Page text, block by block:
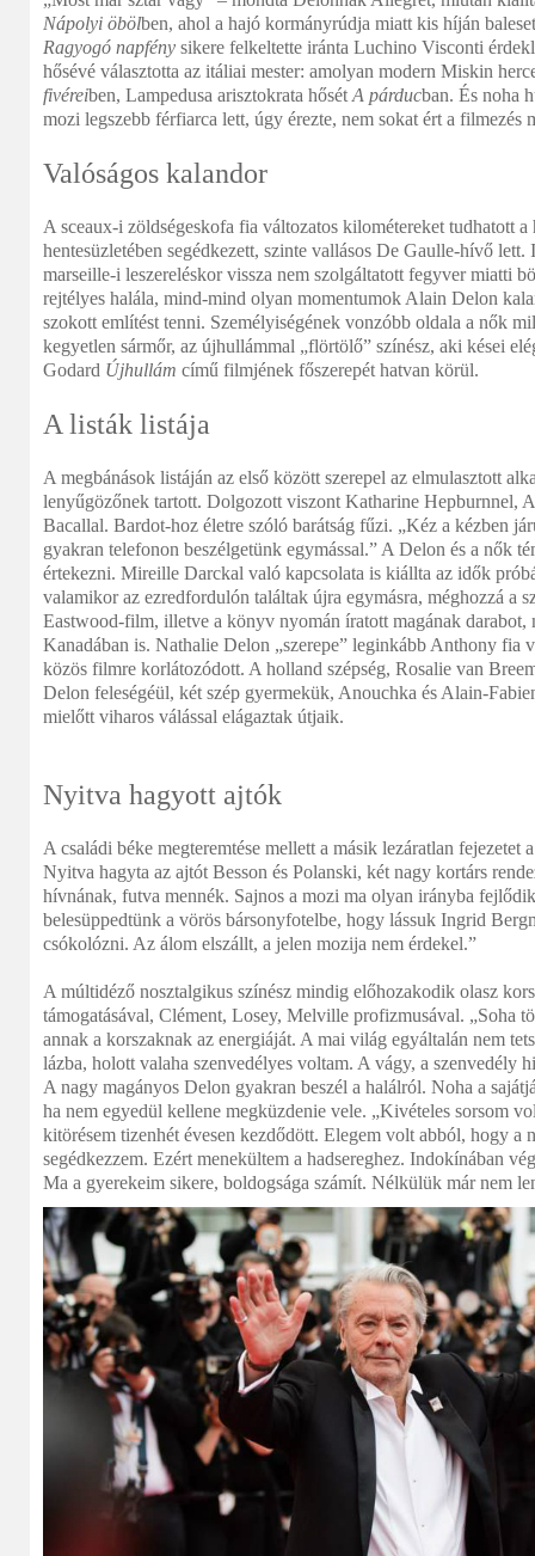
Nápolyi öbölben, ahol a hajó kormányrúdja miatt kis híján
Ragyogó napfény sikere felkeltette iránta Luchino Visconti
hősévé választotta az itáliai mester: amolyan modern Miskin
fivéreiben, Lampedusa arisztokrata hősét A párducban. És noha
mozi legszebb férfiarca lett, úgy érezte, nem sokat ért a filmezés
Valóságos kalandor
A sceaux-i zöldségeskofa fia változatos kilométereket tudhatott
hentesüzletében segédkezett, szinte vallásos De Gaulle-hívő lett.
marseille-i leszereléskor vissza nem szolgáltatott fegyver miatti
rejtélyes halála, mind-mind olyan momentumok Alain Delon
szokott említést tenni. Személyiségének vonzóbb oldala a nők
kegyetlen sármőr, az újhullámmal „flörtölő” színész, aki kései
Godard Újhullám című filmjének főszerepét hatvan körül.
A listák listája
A megbánások listáján az első között szerepel az elmulasztott
lenyűgözőnek tartott. Dolgozott viszont Katharine Hepburnnel,
Bacallal. Bardot-hoz életre szóló barátság fűzi. „Kéz a kézben
gyakran telefonon beszélgetünk egymással.” A Delon és a nők
értekezni. Mireille Darckal való kapcsolata is kiállta az idők
valamikor az ezredfordulón találtak újra egymásra, méghozzá a
Eastwood-film, illetve a könyv nyomán íratott magának darabot,
Kanadában is. Nathalie Delon „szerepe” leginkább Anthony fia
közös filmre korlátozódott. A holland szépség, Rosalie van
Delon feleségéül, két szép gyermekük, Anouchka és Alain-
mielőtt viharos válással elágaztak útjaik.
Nyitva hagyott ajtók
A családi béke megteremtése mellett a másik lezáratlan fejezetet
Nyitva hagyta az ajtót Besson és Polanski, két nagy kortárs
hívnának, futva mennék. Sajnos a mozi ma olyan irányba
belesüppedtünk a vörös bársonyfotelbe, hogy lássuk Ingrid
csókolózni. Az álom elszállt, a jelen mozija nem érdekel.”
A múltidéző nosztalgikus színész mindig előhozakodik olasz
támogatásával, Clément, Losey, Melville profizmusával. „Soha
annak a korszaknak az energiáját. A mai világ egyáltalán nem
lázba, holott valaha szenvedélyes voltam. A vágy, a szenvedély
A nagy magányos Delon gyakran beszél a halálról. Noha a
ha nem egyedül kellene megküzdenie vele. „Kivételes sorsom
kitörésem tizenhét évesen kezdődött. Elegem volt abból, hogy a
segédkezzem. Ezért menekültem a hadsereghez. Indokínában
Ma a gyerekeim sikere, boldogsága számít. Nélkülük már nem